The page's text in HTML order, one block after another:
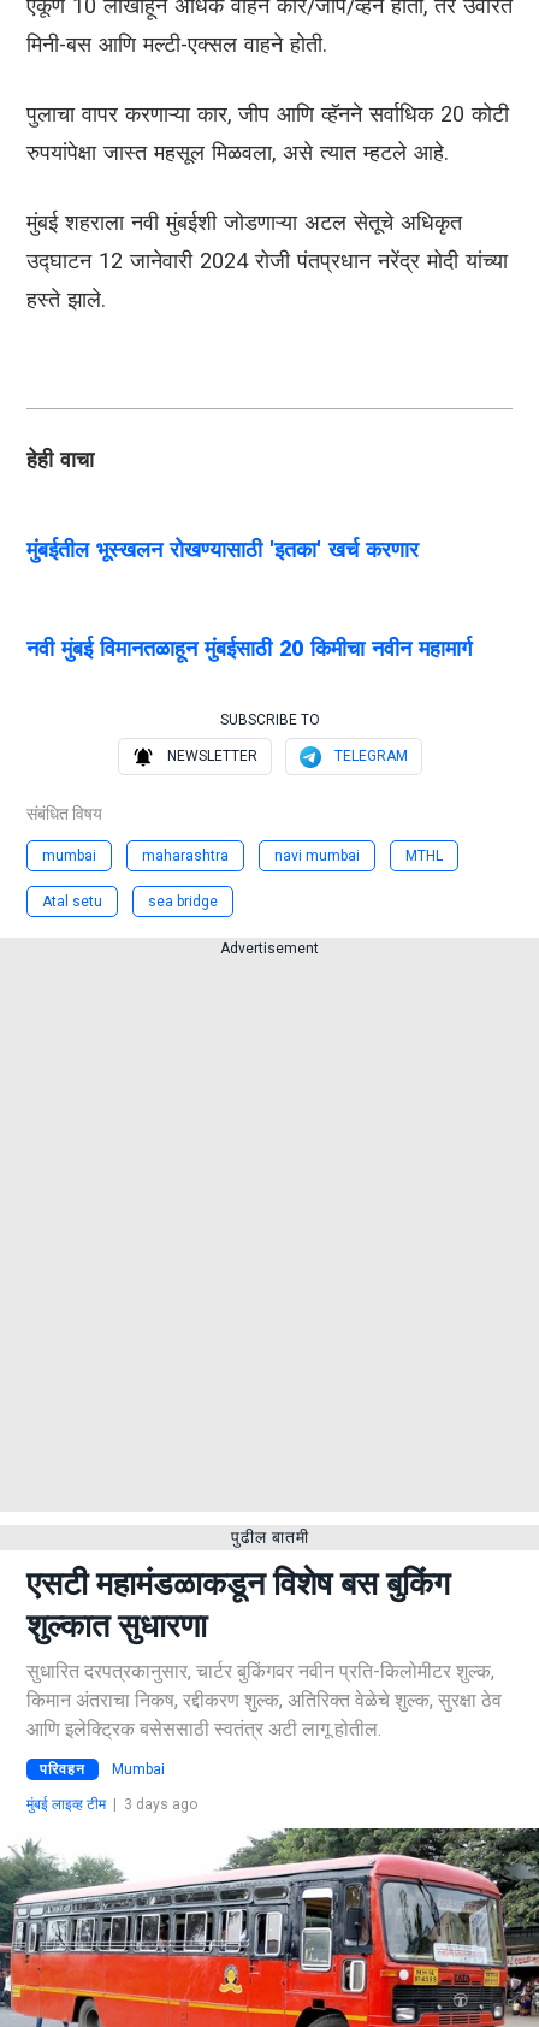
एकूण 10 लाखांहून अधिक वाहने कार/जीप/व्हॅन होती, तर उर्वरित
मिनी-बस आणि मल्टी-एक्सल वाहने होती.
पुलाचा वापर करणाऱ्या कार, जीप आणि व्हॅनने सर्वाधिक 20 कोटी
रुपयांपेक्षा जास्त महसूल मिळवला, असे त्यात म्हटले आहे.
मुंबई शहराला नवी मुंबईशी जोडणाऱ्या अटल सेतूचे अधिकृत
उद्घाटन 12 जानेवारी 2024 रोजी पंतप्रधान नरेंद्र मोदी यांच्या
हस्ते झाले.
हेही वाचा
मुंबईतील भूस्खलन रोखण्यासाठी 'इतका' खर्च करणार
नवी मुंबई विमानतळाहून मुंबईसाठी 20 किमीचा नवीन महामार्ग
SUBSCRIBE TO
NEWSLETTER TELEGRAM
संबंधित विषय
mumbai maharashtra navi mumbai MTHL
Atal setu sea bridge
Advertisement
पुढील बातमी
एसटी महामंडळाकडून विशेष बस बुकिंग
शुल्कात सुधारणा
सुधारित दरपत्रकानुसार, चार्टर बुकिंगवर नवीन प्रति-किलोमीटर शुल्क,
किमान अंतराचा निकष, रद्दीकरण शुल्क, अतिरिक्त वेळेचे शुल्क, सुरक्षा ठेव
आणि इलेक्ट्रिक बसेससाठी स्वतंत्र अटी लागू होतील.
परिवहन Mumbai
मुंबई लाइव्ह टीम| 3 days ago